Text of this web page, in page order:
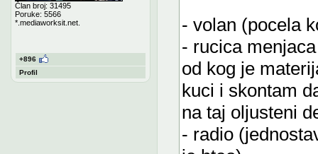
Član broj: 31495
Poruke: 5566
*.mediaworksit.net.
+896
Profil
- volan (pocela
- rucica
od kog je
kuci i skontam
na taj oljusteni
- radio